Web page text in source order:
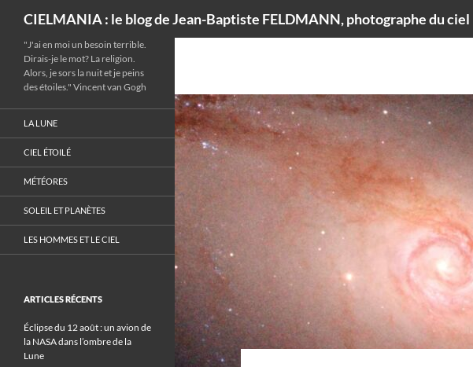
CIELMANIA : le blog de Jean-Baptiste FELDMANN, photographe du ciel
"J'ai en moi un besoin terrible.
Dirais-je le mot? La religion.
Alors, je sors la nuit et je peins
des étoiles." Vincent van Gogh
LA LUNE
CIEL ÉTOILÉ
MÉTÉORES
SOLEIL ET PLANÈTES
LES HOMMES ET LE CIEL
ARTICLES RÉCENTS
Éclipse du 12 août : un avion de
la NASA dans l’ombre de la
Lune